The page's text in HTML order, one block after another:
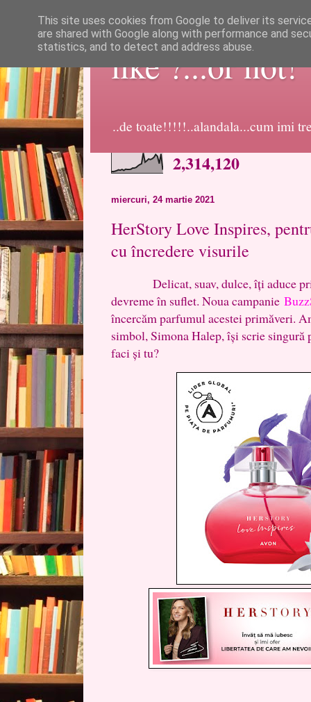
like ?...or not!
..de toate!!!!!..alandala...cum imi
2,314,120
miercuri, 24 martie 2021
HerStory Love Inspires,
cu încredere visurile
Delicat, suav, dulce, îți aduce
devreme în suflet. Noua campanie
încercăm parfumul acestei primăveri.
simbol, Simona Halep, își scrie singură
faci și tu?
This site uses cookies from Google to deliver its
are shared with Google along with performance and
statistics, and to detect and address abuse.